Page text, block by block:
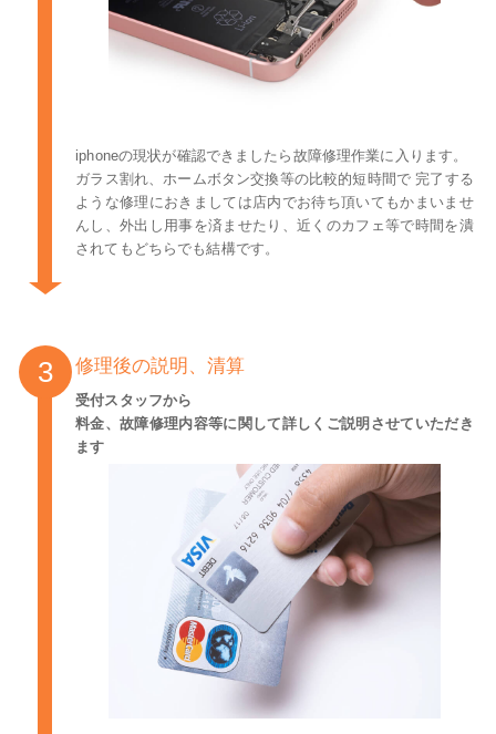
iphoneの現状が確認できましたら故障修理作業に入ります。
ガラス割れ、ホームボタン交換等の比較的短時間で 完了する
ような修理におきましては店内でお待ち頂いてもかまいませ
んし、外出し用事を済ませたり、近くのカフェ等で時間を潰
されてもどちらでも結構です。
修理後の説明、清算
受付スタッフから
料金、故障修理内容等に関して詳しくご説明させていただき
ます